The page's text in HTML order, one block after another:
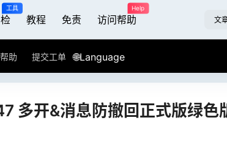
工具
教程 免责 访问帮助
Help
文
助 提交工单 🌐Language
多开&消息防撤回正式版绿色